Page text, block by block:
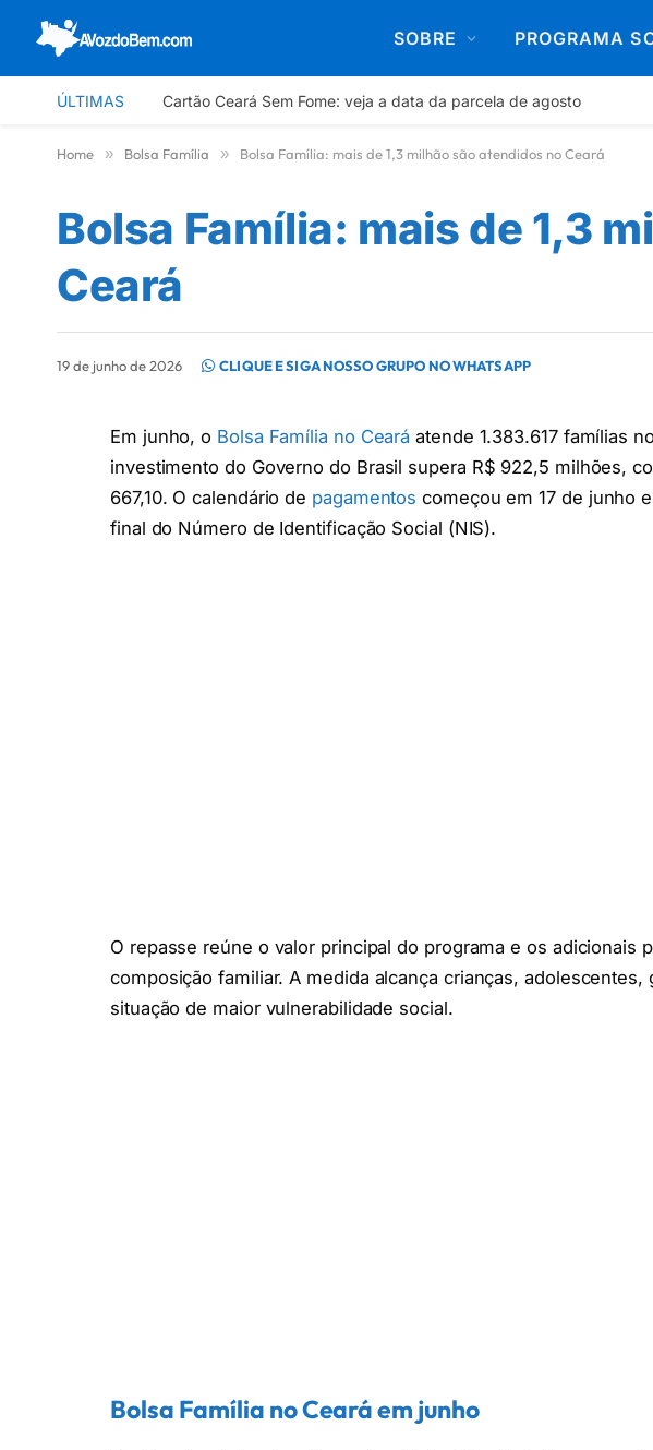
SOBRE PROGRAMA
ÚLTIMAS Cartão Ceará Sem Fome: veja a data da parcela de agosto
Home » Bolsa Família » Bolsa Família: mais de 1,3 milhão são atendidos no Ceará
Bolsa Família: mais de 1,3
Ceará
19 de junho de 2026 CLIQUE E SIGA NOSSO GRUPO NO WHATSAPP
Em junho, o Bolsa Família no Ceará atende 1.383.617 famílias
investimento do Governo do Brasil supera R$ 922,5 milhões,
667,10. O calendário de pagamentos começou em 17 de junho
final do Número de Identificação Social (NIS).
O repasse reúne o valor principal do programa e os adicionais
composição familiar. A medida alcança crianças,
situação de maior vulnerabilidade social.
Bolsa Família no Ceará em junho